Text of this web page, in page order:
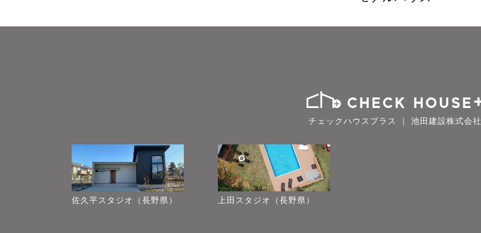
チェックハウスプラス ｜ 池田建設株式会社
佐久平スタジオ（長野県） 上田スタジオ（長野県）